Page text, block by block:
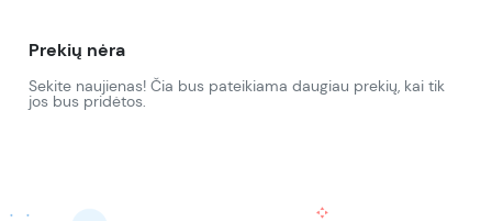
Prekių nėra
Sekite naujienas! Čia bus pateikiama daugiau prekių, kai tik
jos bus pridėtos.